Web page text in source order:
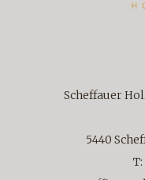
Scheffauer
5440
T: